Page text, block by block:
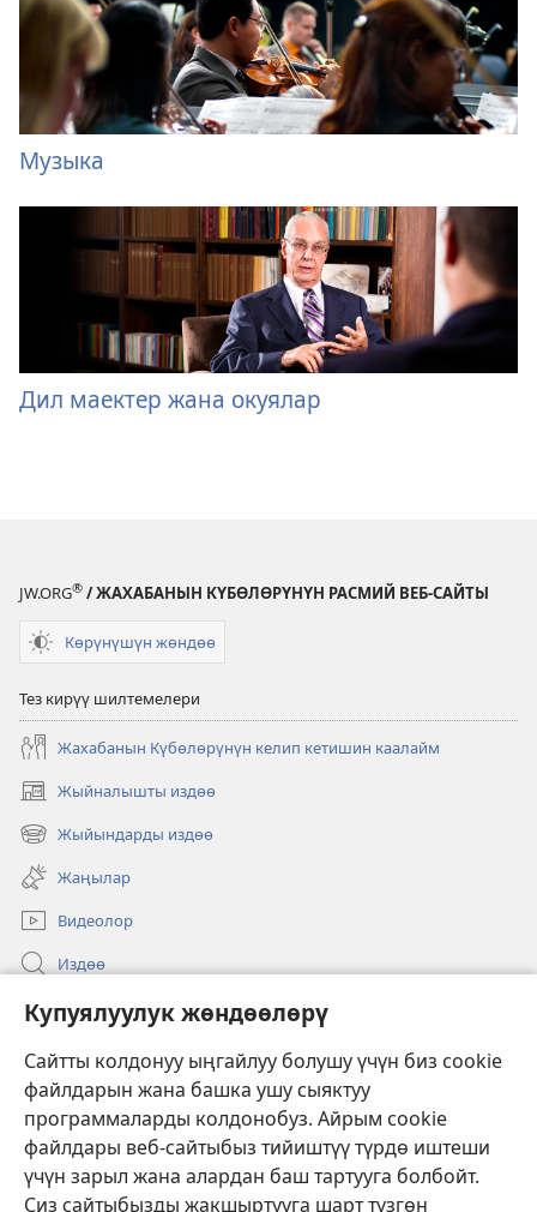
Купуялуулук жөндөөлөрү
Сайтты колдонуу ыңгайлуу болушу үчүн биз cookie
файлдарын жана башка ушу сыяктуу
программаларды колдонобуз. Айрым cookie
файлдары веб-сайтыбыз тийиштүү түрдө иштеши
үчүн зарыл жана алардан баш тартууга болбойт.
Сиз сайтыбызды жакшыртууга шарт түзгөн
Музыка
Дил маектер жана окуялар
JW.ORG® / ЖАХАБАНЫН КҮБӨЛӨРҮНҮН РАСМИЙ ВЕБ-САЙТЫ
Көрүнүшүн жөндөө
Тез кирүү шилтемелери
Жахабанын Күбөлөрүнүн келип кетишин каалайм
Жыйналышты издөө
(жаңы
терезе
ачат)
Жыйындарды издөө
(жаңы
терезе
ачат)
Жаңылар
Видеолор
Издөө
Бийлик өкүлдөрү үчүн маалымат
(жаңы
терезе
ачат)
ОНЛАЙН КИТЕПКАНА
(жаңы